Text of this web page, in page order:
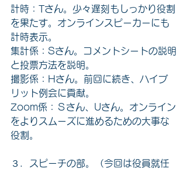
計時：Tさん。少々遅刻もしっかり役割
を果たす。オンラインスピーカーにも
計時表示。
集計係：Sさん。コメントシートの説明
と投票方法を説明。
撮影係：Hさん。前回に続き、ハイブ
リット例会に貢献。
Zoom係：Ｓさん、Uさん。オンライン
をよりスムーズに進めるための大事な
役割。
３．スピーチの部。（今回は役員就任